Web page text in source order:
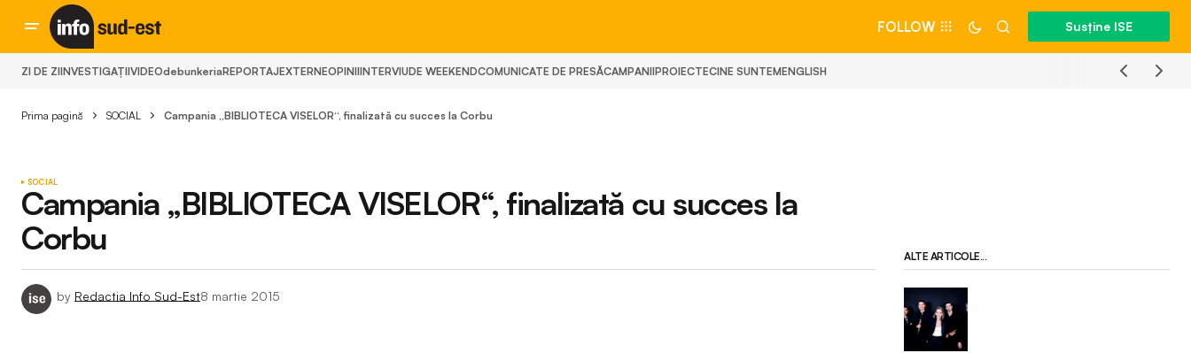
FOLLOW Susține ISE
ZI DE ZIINVESTIGAȚIIVIDEOdebunkeriaREPORTAJEXTERNEOPINIIINTERVIUDE WEEKENDCOMUNICATE DE PRESĂCAMPANIIPROIECTECINE SUNTEMENGLISH
Prima pagină SOCIAL Campania „BIBLIOTECA VISELOR“, finalizată cu succes la Corbu
SOCIAL
Campania „BIBLIOTECA VISELOR“, finalizată cu succes la
Corbu
by Redactia Info Sud-Est8 martie 2015
ALTE ARTICOLE...